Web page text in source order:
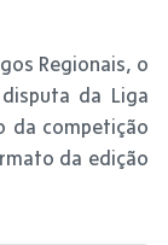
Regionais, o
da Liga
da competição
da edição